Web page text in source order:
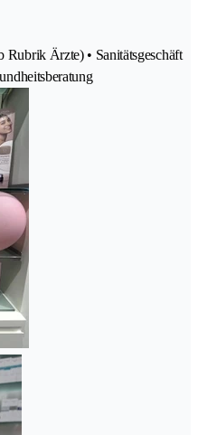
Rubrik Ärzte) • Sanitätsgeschäft